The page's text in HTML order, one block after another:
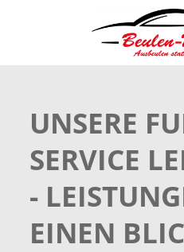
UNSERE
SERVICE
-
EINEN